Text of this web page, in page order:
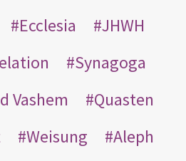
Ecclesia
JHWH
Synagoga
Vashem
Quasten
Weisung
Aleph